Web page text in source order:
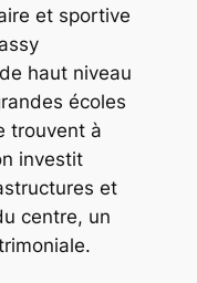
et sportive
haut niveau
écoles
trouvent à
investit
et
centre, un